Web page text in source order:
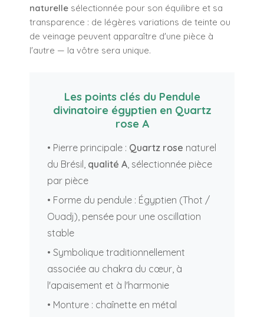
naturelle sélectionnée pour son équilibre et sa
transparence : de légères variations de teinte ou
de veinage peuvent apparaître d'une pièce à
l'autre — la vôtre sera unique.
Les points clés du Pendule
divinatoire égyptien en Quartz
rose A
• Pierre principale : Quartz rose naturel
du Brésil, qualité A , sélectionnée pièce
par pièce
• Forme du pendule : Égyptien (Thot /
Ouadj), pensée pour une oscillation
stable
• Symbolique traditionnellement
associée au chakra du cœur, à
l'apaisement et à l'harmonie
• Monture : chaînette en métal